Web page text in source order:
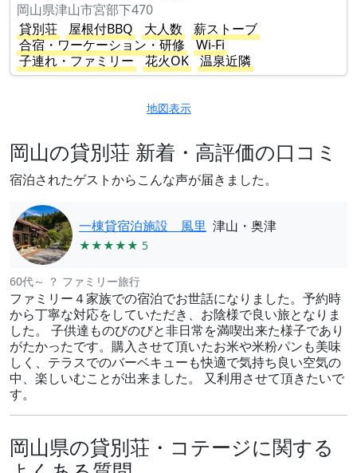
岡山県津山市宮部下470
貸別荘
屋根付BBQ 大人数
薪ストーブ
合宿・ワーケーション・研修
Wi-Fi
子連れ・ファミリー
花火OK 温泉近隣
地図表示
岡山の貸別荘 新着・高評価の口コミ
宿泊されたゲストからこんな声が届きました。
一棟貸宿泊施設 風里 津山・奥津
★★★★★ 5
60代～ ？ ファミリー旅行
ファミリー４家族での宿泊でお世話になりました。予約時
から丁寧な対応をしていただき、お陰様で良い旅となりま
した。 子供達ものびのびと非日常を満喫出来た様子であり
がたかったです。購入させて頂いたお米や米粉パンも美味
しく、テラスでのバーベキューも快適で気持ち良い空気の
中、楽しいむことが出来ました。 又利用させて頂きたいで
す。
岡山県の貸別荘・コテージに関する